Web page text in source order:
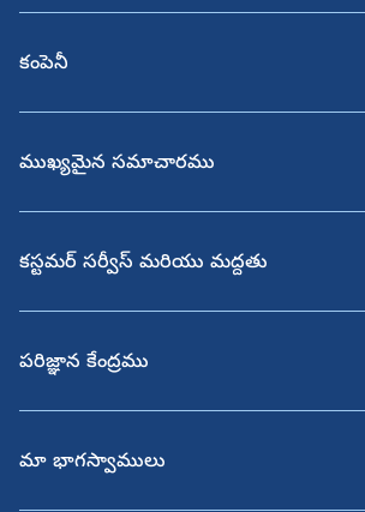
కంపెనీ
ముఖ్యమైన సమాచారము
కస్టమర్ సర్వీస్ మరియు మద్దతు
పరిజ్ఞాన కేంద్రము
మా భాగస్వాములు